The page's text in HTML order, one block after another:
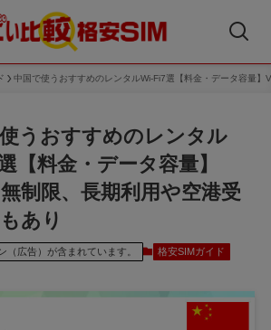
中国で使うおすすめのレンタルWi-Fi7選【料金・データ容量
うおすすめのレンタル
【料金・データ容量】
制限、長期利用や空港受
あり
（広告）が含まれています。 格安SIMガイド